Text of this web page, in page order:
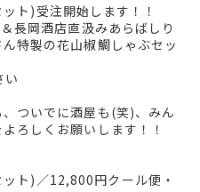
ト)受注開始します！！
長岡酒店直汲みあらばしり
特製の花山椒鯛しゃぶセッ
い
ついでに酒屋も(笑)、みん
ろしくお願いします！！
ト)／12,800円クール便・